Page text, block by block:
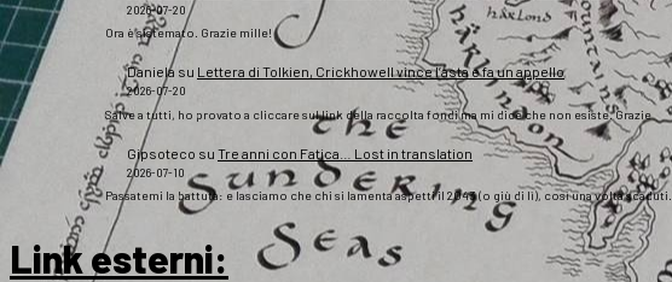
2026-07-20
Ora è sistemato. Grazie mille!
Daniela su Lettera di Tolkien, Crickhowell vince l’asta e fa un appello
2026-07-20
Salve a tutti, ho provato a cliccare sul link della raccolta fondi ma mi dice che non esiste. Grazie
Gipsoteco su Tre anni con Fatica… Lost in translation
2026-07-10
Passatemi la battuta: e lasciamo che chi si lamenta aspetti il 2043 (o giù di lì), così una volta scaduti…
Link esterni: